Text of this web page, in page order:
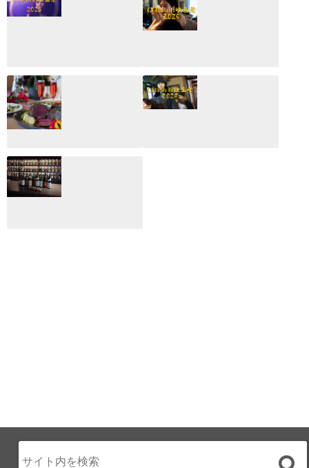
CLIP山形映画祭
2026：映画館派の
編集長が読む2025
年の映画ざっくり
総監
CLIP山形映画祭
2025：ほぼこれく
らいしか更新して
いない変なブログ
月のホテル☆4日
間限定！クリスマ
スディナーブッフ
ェ開催☆